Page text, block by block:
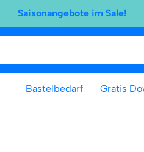
Saisonangebote im Sale!
Bastelbedarf Gratis